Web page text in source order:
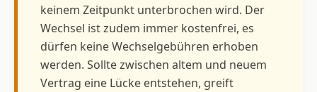
keinem Zeitpunkt unterbrochen wird. Der
Wechsel ist zudem immer kostenfrei, es
dürfen keine Wechselgebühren erhoben
werden. Sollte zwischen altem und neuem
Vertrag eine Lücke entstehen, greift